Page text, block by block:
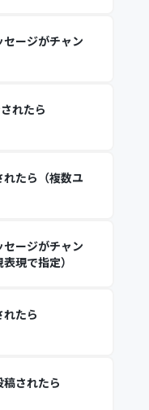
ージがチャン
れたら
たら（複数ユ
ージがチャン
現で指定）
たら
されたら